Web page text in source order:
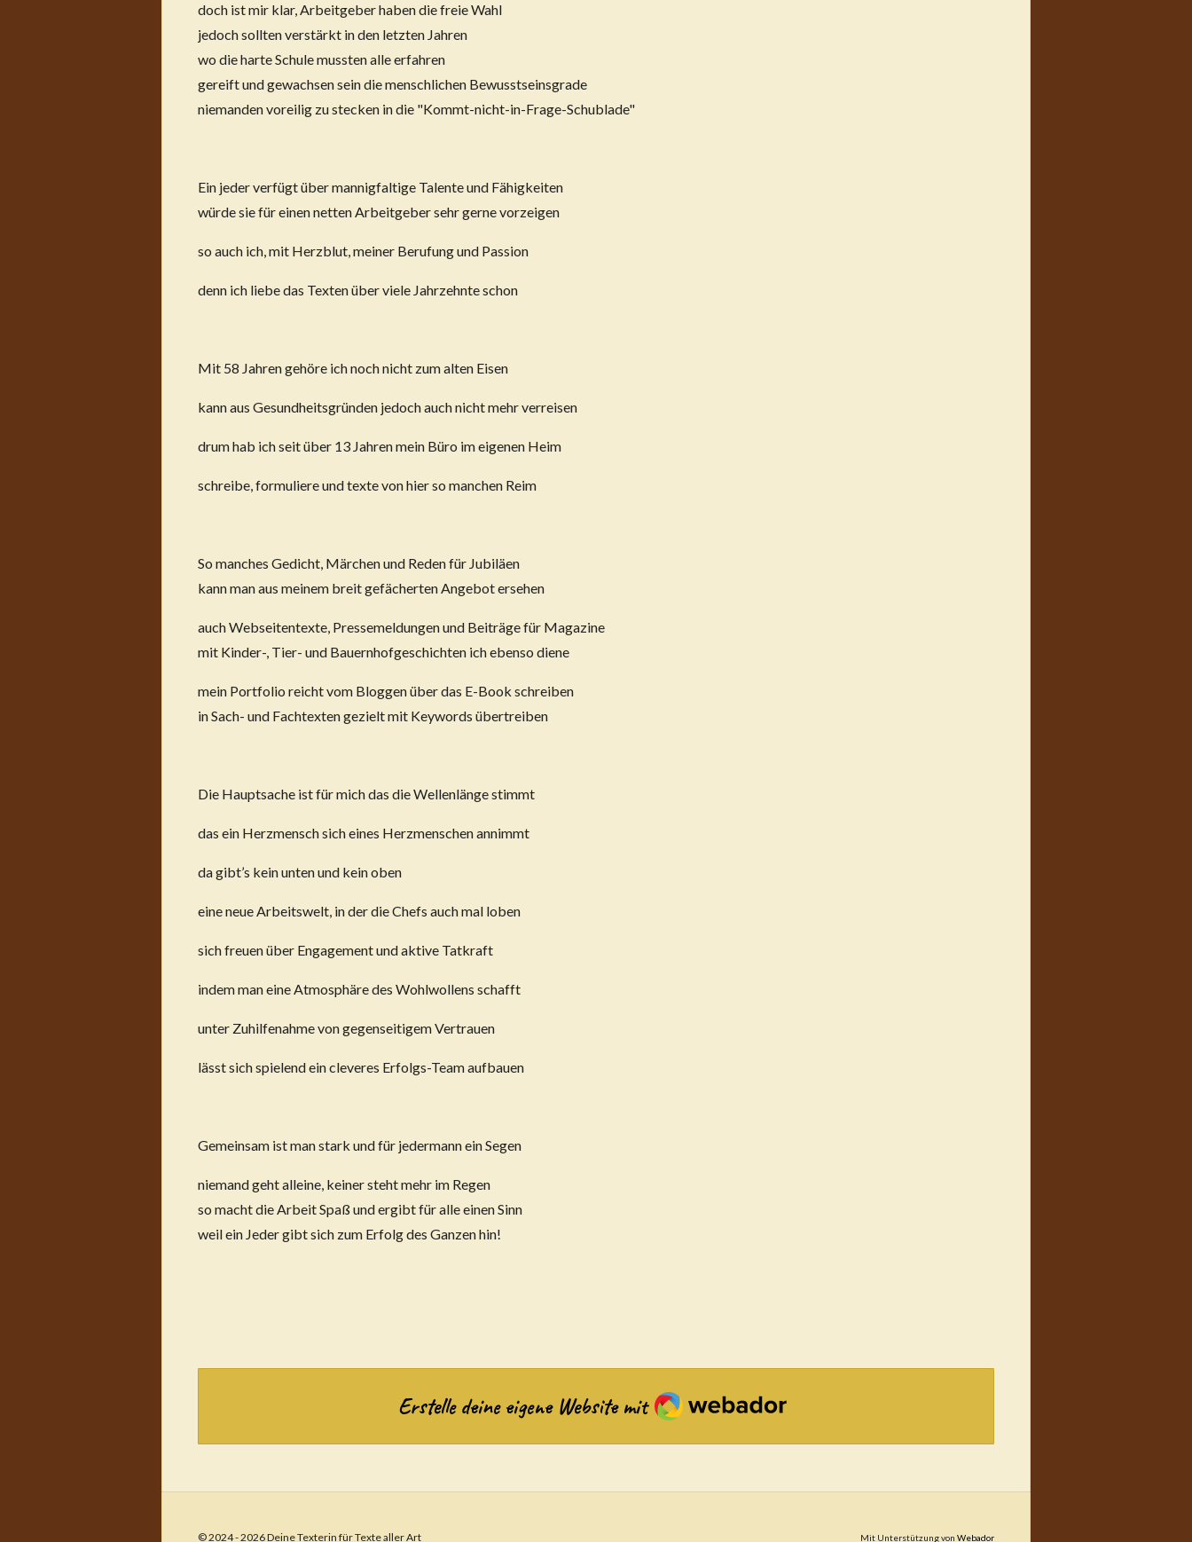
doch ist mir klar, Arbeitgeber haben die freie Wahl
jedoch sollten verstärkt in den letzten Jahren
wo die harte Schule mussten alle erfahren
gereift und gewachsen sein die menschlichen Bewusstseinsgrade
niemanden voreilig zu stecken in die "Kommt-nicht-in-Frage-Schublade"
Ein jeder verfügt über mannigfaltige Talente und Fähigkeiten
würde sie für einen netten Arbeitgeber sehr gerne vorzeigen
so auch ich, mit Herzblut, meiner Berufung und Passion
denn ich liebe das Texten über viele Jahrzehnte schon
Mit 58 Jahren gehöre ich noch nicht zum alten Eisen
kann aus Gesundheitsgründen jedoch auch nicht mehr verreisen
drum hab ich seit über 13 Jahren mein Büro im eigenen Heim
schreibe, formuliere und texte von hier so manchen Reim
So manches Gedicht, Märchen und Reden für Jubiläen
kann man aus meinem breit gefächerten Angebot ersehen
auch Webseitentexte, Pressemeldungen und Beiträge für Magazine
mit Kinder-, Tier- und Bauernhofgeschichten ich ebenso diene
mein Portfolio reicht vom Bloggen über das E-Book schreiben
in Sach- und Fachtexten gezielt mit Keywords übertreiben
Die Hauptsache ist für mich das die Wellenlänge stimmt
das ein Herzmensch sich eines Herzmenschen annimmt
da gibt’s kein unten und kein oben
eine neue Arbeitswelt, in der die Chefs auch mal loben
sich freuen über Engagement und aktive Tatkraft
indem man eine Atmosphäre des Wohlwollens schafft
unter Zuhilfenahme von gegenseitigem Vertrauen
lässt sich spielend ein cleveres Erfolgs-Team aufbauen
Gemeinsam ist man stark und für jedermann ein Segen
niemand geht alleine, keiner steht mehr im Regen
so macht die Arbeit Spaß und ergibt für alle einen Sinn
weil ein Jeder gibt sich zum Erfolg des Ganzen hin!
Erstelle deine eigene Website mit Webador
© 2024 - 2026 Deine Texterin für Texte aller Art Mit Unterstützung von Webador